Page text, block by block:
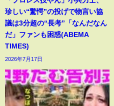
珍しい“驚愕”の投げで物言い協
議は3分超の“長考”「なんだなん
だ」ファンも困惑(ABEMA
TIMES)
2026年7月17日